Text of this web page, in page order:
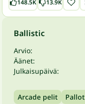
148.5K 13.9K
Ballistic
Arvio:
Äänet:
Julkaisupäivä:
Arcade pelit Pallot